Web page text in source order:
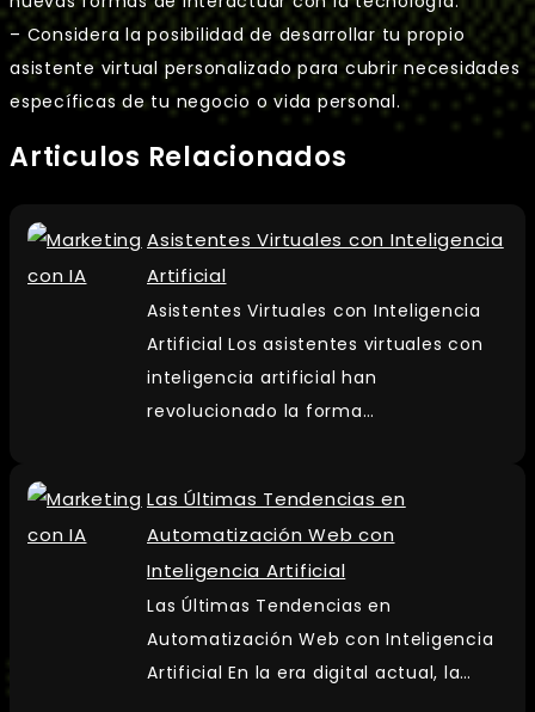
– Considera la posibilidad de desarrollar tu propio
asistente virtual personalizado para cubrir necesidades
específicas de tu negocio o vida personal.
Articulos Relacionados
Asistentes Virtuales con Inteligencia
Artificial
Asistentes Virtuales con Inteligencia
Artificial Los asistentes virtuales con
inteligencia artificial han
revolucionado la forma…
Las Últimas Tendencias en
Automatización Web con
Inteligencia Artificial
Las Últimas Tendencias en
Automatización Web con Inteligencia
Artificial En la era digital actual, la…